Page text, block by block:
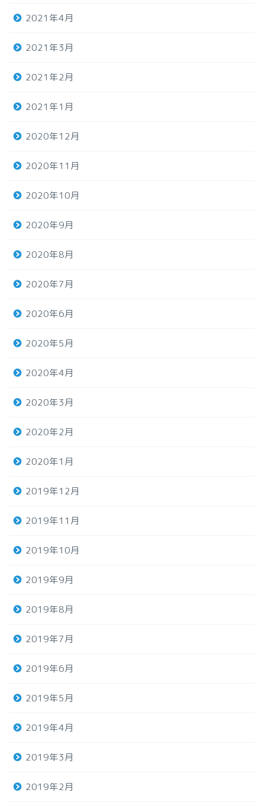
2021年4月
2021年3月
2021年2月
2021年1月
2020年12月
2020年11月
2020年10月
2020年9月
2020年8月
2020年7月
2020年6月
2020年5月
2020年4月
2020年3月
2020年2月
2020年1月
2019年12月
2019年11月
2019年10月
2019年9月
2019年8月
2019年7月
2019年6月
2019年5月
2019年4月
2019年3月
2019年2月